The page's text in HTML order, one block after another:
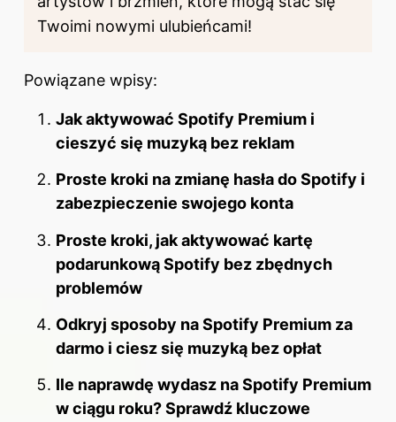
Twoimi nowymi ulubieńcami!
Powiązane wpisy:
Jak aktywować Spotify Premium i
cieszyć się muzyką bez reklam
Proste kroki na zmianę hasła do Spotify i
zabezpieczenie swojego konta
Proste kroki, jak aktywować kartę
podarunkową Spotify bez zbędnych
problemów
Odkryj sposoby na Spotify Premium za
darmo i ciesz się muzyką bez opłat
Ile naprawdę wydasz na Spotify Premium
w ciągu roku? Sprawdź kluczowe